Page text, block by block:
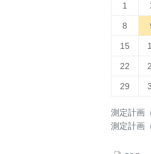
1
8
15
22
29
測定計画
測定計画